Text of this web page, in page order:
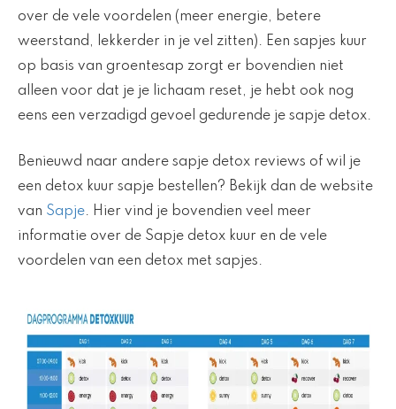
over de vele voordelen (meer energie, betere
weerstand, lekkerder in je vel zitten). Een sapjes kuur
op basis van groentesap zorgt er bovendien niet
alleen voor dat je je lichaam reset, je hebt ook nog
eens een verzadigd gevoel gedurende je sapje detox.
Benieuwd naar andere sapje detox reviews of wil je
een detox kuur sapje bestellen? Bekijk dan de website
van Sapje. Hier vind je bovendien veel meer
informatie over de Sapje detox kuur en de vele
voordelen van een detox met sapjes.